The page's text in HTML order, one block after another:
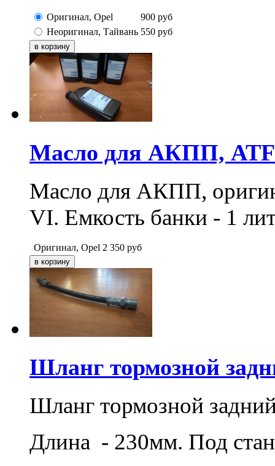
Оригинал, Opel 900 руб
Неоригинал, Тайвань 550 руб
Масло для АКПП, ATF
Масло для АКПП,
VI. Емкость банки - 1
Оригинал, Opel 2 350 руб
Шланг тормозной
Шланг тормозной
Длина - 230мм. Под